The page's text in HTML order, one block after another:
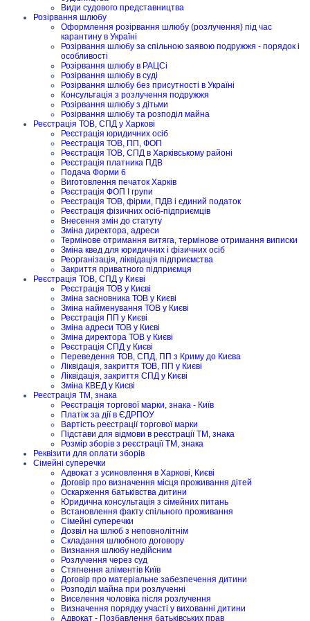
Види судового представництва
Розірвання шлюбу
Оформлення розірвання шлюбу (розлучення) під час
карантину в Україні
Розірвання шлюбу за спільною заявою подружжя - порядок і
особливості
Розірвання шлюбу в РАЦСі
Розірвання шлюбу в суді
Розірвання шлюбу без присутності в Україні
Консультація з розлучення подружжя
Розірвання шлюбу з дітьми
Розірвання шлюбу та розподіл майна
Реєстрація ТОВ, СПД у Харкові
Реєстрація юридичних осіб
Реєстрація ТОВ, ПП, ФОП
Реєстрація ТОВ, СПД в Харківському районі
Реєстрація платника ПДВ
Подача Форми 6
Виготовлення печаток Харків
Реєстрація ФОП I групи
Реєстрація ТОВ, фірми, ПДВ і єдиний податок
Реєстрація фізичних осіб-підприємців
Внесення змін до статуту
Зміна директора, адреси
Термінове отримання витяга, термінове отримання виписки
Зміна квед для юридичних і фізичних осіб
Реорганізація, ліквідація підприємства
Закриття приватного підприємця
Реєстрація ТОВ, СПД у Києві
Реєстрація ТОВ у Києві
Зміна засновника ТОВ у Києві
Зміна найменування ТОВ у Києві
Реєстрація ПП у Києві
Зміна адреси ТОВ у Києві
Зміна директора ТОВ у Києві
Реєстрація СПД у Києві
Переведення ТОВ, СПД, ПП з Криму до Києва
Ліквідація, закриття ТОВ, ПП у Києві
Ліквідація, закриття СПД у Києві
Зміна КВЕД у Києві
Реєстрація ТМ, знака
Реєстрація торгової марки, знака - Київ
Платіж за дії в ЄДРПОУ
Вартість реєстрації торгової марки
Підстави для відмови в реєстрації ТМ, знака
Розмір зборів з реєстрації ТМ, знака
Реквізити для оплати зборів
Сімейні суперечки
Адвокат з усиновлення в Харкові, Києві
Договір про визначення місця проживання дітей
Оскарження батьківства дитини
Юридична консультація з сімейних питань
Встановлення факту спільного проживання
Сімейні суперечки
Дозвіл на шлюб з неповнолітнім
Складання шлюбного договору
Визнання шлюбу недійсним
Розлучення через суд
Стягнення аліментів Київ
Договір про матеріальне забезпечення дитини
Розподіл майна при розлученні
Виселення чоловіка після розлучення
Визначення порядку участі у вихованні дитини
Адвокат - Позбавлення батьківських прав